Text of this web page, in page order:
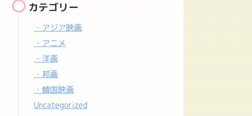
カテゴリー
・アジア映画
・アニメ
・洋画
・邦画
・韓国映画
Uncategorized